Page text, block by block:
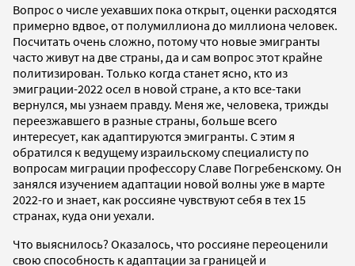
Вопрос о числе уехавших пока открыт, оценки расходятся
примерно вдвое, от полумиллиона до миллиона человек.
Посчитать очень сложно, потому что новые эмигранты
часто живут на две страны, да и сам вопрос этот крайне
политизирован. Только когда станет ясно, кто из
эмиграции-2022 осел в новой стране, а кто все-таки
вернулся, мы узнаем правду. Меня же, человека, трижды
переезжавшего в разные страны, больше всего
интересует, как адаптируются эмигранты. С этим я
обратился к ведущему израильскому специалисту по
вопросам миграции профессору Славе Погребенскому. Он
занялся изучением адаптации новой волны уже в марте
2022-го и знает, как россияне чувствуют себя в тех 15
странах, куда они уехали.
Что выяснилось? Оказалось, что россияне переоценили
свою способность к адаптации за границей и